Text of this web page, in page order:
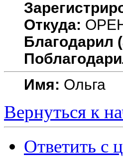
Откуда:
Благодарил
Имя: Ольга
Вернуться к
Ответить с